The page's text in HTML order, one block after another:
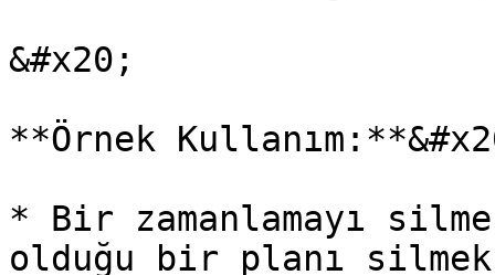
&#x20;
**Örnek
* Bir zamanlamayı
olduğu bir planı